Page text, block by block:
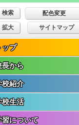
配色変更
拡大 サイトマップ
ップ
長から
校紹介
校生活
習について